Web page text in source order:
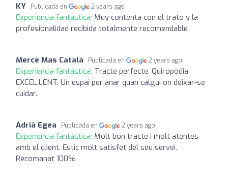
KY Publicada en 2 years ago
Experiencia fantástica: Muy contenta con el trato y la
profesionalidad recibida totalmente recomendable
Mercè Mas Català Publicada en 2 years ago
Experiencia fantástica: Tracte perfecte. Quiropòdia
EXCEL.LENT. Un espai per anar quan calgui on deixar-se
cuidar.
Adrià Egea Publicada en 2 years ago
Experiencia fantástica: Molt bon tracte i molt atentes
amb el client. Estic molt satisfet del seu servei.
Recomanat 100%